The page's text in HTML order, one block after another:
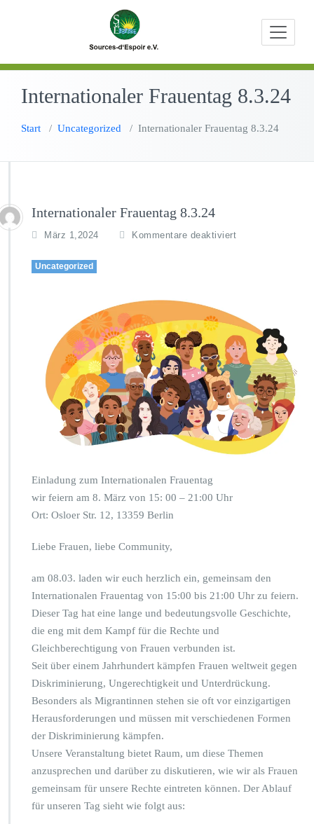
Beratungen,
Bildungs-
Internationaler Frauentag 8.3.24
Start / Uncategorized / Internationaler Frauentag 8.3.24
Internationaler Frauentag 8.3.24
März 1,2024 Kommentare deaktiviert
e
n
a
o
n
a
l
e
a
g
8.
Uncategorized
Einladung zum Internationalen Frauentag
wir feiern am 8. März von 15: 00 – 21:00 Uhr
Ort: Osloer Str. 12, 13359 Berlin
Liebe Frauen, liebe Community,
am 08.03. laden wir euch herzlich ein, gemeinsam den
Internationalen Frauentag von 15:00 bis 21:00 Uhr zu feiern.
Dieser Tag hat eine lange und bedeutungsvolle Geschichte,
die eng mit dem Kampf für die Rechte und
Gleichberechtigung von Frauen verbunden ist.
Seit über einem Jahrhundert kämpfen Frauen weltweit gegen
Diskriminierung, Ungerechtigkeit und Unterdrückung.
Besonders als Migrantinnen stehen sie oft vor einzigartigen
Herausforderungen und müssen mit verschiedenen Formen
der Diskriminierung kämpfen.
Unsere Veranstaltung bietet Raum, um diese Themen
anzusprechen und darüber zu diskutieren, wie wir als Frauen
gemeinsam für unsere Rechte eintreten können. Der Ablauf
für unseren Tag sieht wie folgt aus: